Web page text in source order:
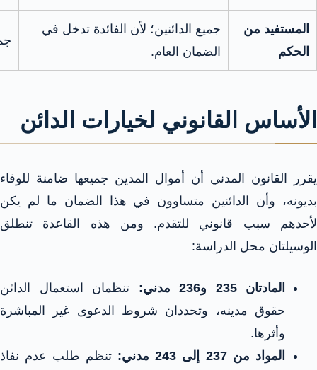
المستفيد من
الحكم
جميع الدائنين؛ لأن الفائدة تدخل في
الضمان العام.
الأساس القانوني لخيارات الدائن
يقرر القانون المدني أن أموال المدين جميعها ضامنة للوفاء
بديونه، وأن الدائنين متساوون في هذا الضمان ما لم يكن
لأحدهم سبب قانوني للتقدم. ومن هذه القاعدة تنطلق
الوسيلتان محل الدراسة:
المادتان 235 و236 مدني:
تنظمان استعمال الدائن
حقوق مدينه، وتحددان شروط الدعوى غير المباشرة
وأثرها.
المواد من 237 إلى 243 مدني:
تنظم طلب عدم نفاذ